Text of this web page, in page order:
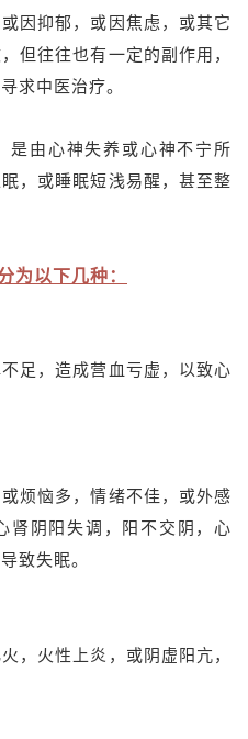
因抑郁，或因焦虑，或其它
但往往也有一定的副作用，
求中医治疗。
是由心神失养或心神不宁 所
，或睡眠短浅易醒，甚至整
为以下几种：
足，造成营血亏虚，以致心
烦恼多，情绪不佳，或外感
肾阴阳失调，阳不交阴，心
致失眠。
，火性上炎，或阴虚阳亢，